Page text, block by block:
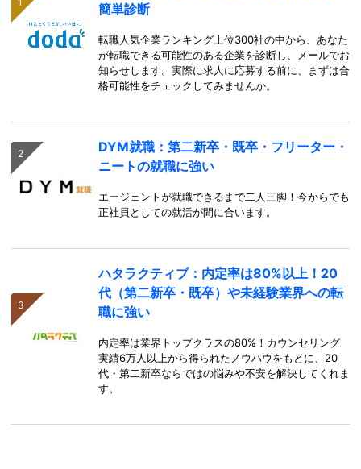
簡単診断
転職人気企業ランキング上位300社の中から、あなた
が転職できる可能性のある企業を診断し、メールでお
知らせします。実際に求人に応募する前に、まずは合
格可能性をチェックしてみませんか。
DYM就職：第二新卒・既卒・フリーター・
ニートの就職に強い
エージェントが就職できるまで二人三脚！今からでも
正社員としての就活が間に合います。
ハタラクティブ：内定率は80%以上！20
代（第二新卒・既卒）や未経験業界への転
職に強い
内定率は業界トップクラスの80%！カウンセリング
実績6万人以上から得られたノウハウをもとに、20
代・第二新卒ならではの悩みや不安を解決してくれま
す。